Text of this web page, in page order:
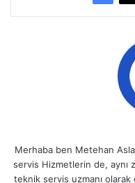
Merhaba ben Metehan
servis Hizmetlerin de, aynı
teknik servis uzmanı olarak